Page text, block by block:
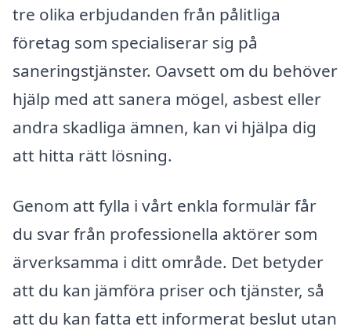
tre olika erbjudanden från pålitliga
företag som specialiserar sig på
saneringstjänster. Oavsett om du behöver
hjälp med att sanera mögel, asbest eller
andra skadliga ämnen, kan vi hjälpa dig
att hitta rätt lösning.
Genom att fylla i vårt enkla formulär får
du svar från professionella aktörer som
ärverksamma i ditt område. Det betyder
att du kan jämföra priser och tjänster, så
att du kan fatta ett informerat beslut utan